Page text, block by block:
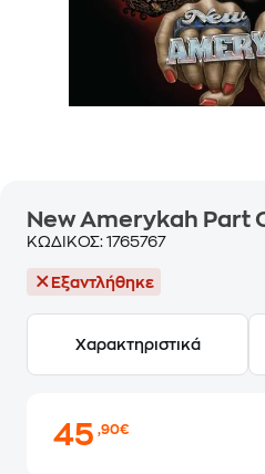
New Amerykah Part
ΚΩΔΙΚΟΣ: 1765767
Εξαντλήθηκε
Χαρακτηριστικά
45,90€